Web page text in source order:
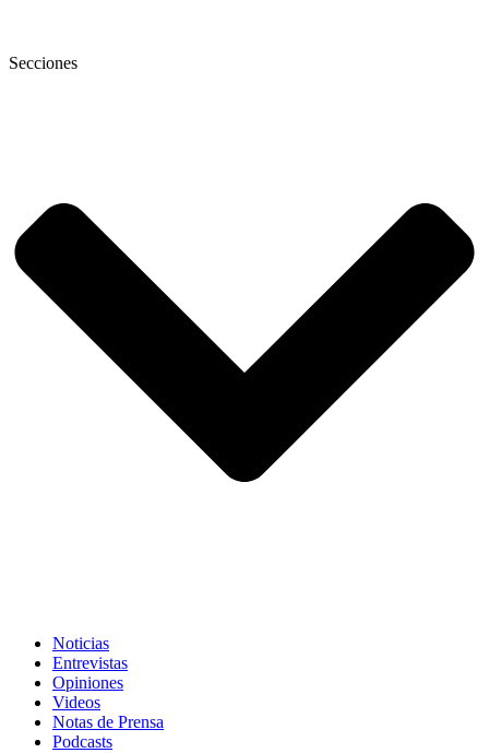
Secciones
Noticias
Entrevistas
Opiniones
Videos
Notas de Prensa
Podcasts